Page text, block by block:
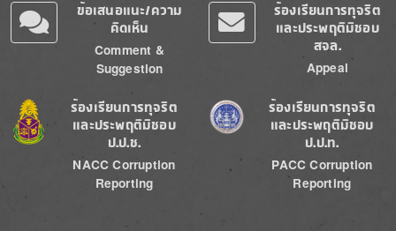
ข้อเสนอแนะ/ความ
คิดเห็น
Comment &
Suggestion
ร้องเรียนการทุจริต
และประพฤติมิชอบ
สจล.
Appeal
Image
ร้องเรียนการทุจริต
และประพฤติมิชอบ
ป.ป.ช.
NACC Corruption
Reporting
Image
ร้องเรียนการทุจริต
และประพฤติมิชอบ
ป.ป.ท.
PACC Corruption
Reporting